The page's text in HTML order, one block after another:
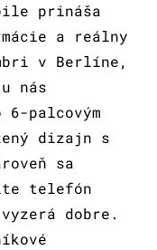
prináša
a reálny
v Berlíne,
nás
palcovým
dizajn s
sa
telefón
dobre.